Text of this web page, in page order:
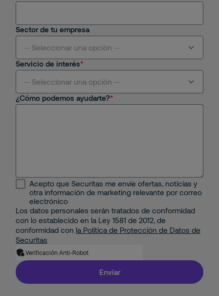
Sector de tu empresa
-- Seleccionar una opción --
Centros Comerciales y Retail
Minería e Hidrocarburos
Portuario
Property
Residencial
Servicio de interés
-- Seleccionar una opción --
Seguridad Mobile
Seguridad Electrónica
Gestión Corporativa del Riesgo
Solución de Seguridad: Integración de 2 o más
Servicios con Tecnología
¿Cómo podemos ayudarte?
Acepto que Securitas me envíe ofertas, noticias y
otra información de marketing relevante por correo
electrónico
Los datos personales serán tratados de conformidad
con lo establecido en la Ley 1581 de 2012, de
conformidad con la Política de Protección de Datos de
Securitas
Verificación Anti-Robot
Enviar